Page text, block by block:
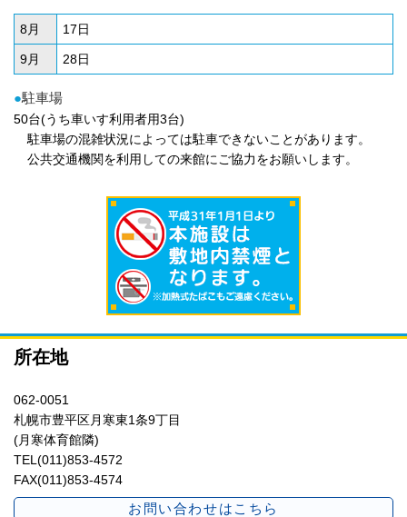
8月 17日
9月 28日
●駐車場
50台(うち車いす利用者用3台)
駐車場の混雑状況によっては駐車できないことがあります。
公共交通機関を利用しての来館にご協力をお願いします。
所在地
062-0051
札幌市豊平区月寒東1条9丁目
(月寒体育館隣)
TEL(011)853-4572
FAX(011)853-4574
お問い合わせはこちら